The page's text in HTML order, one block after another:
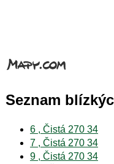
Seznam
6 , Čistá 270 34
7 , Čistá 270 34
9 , Čistá 270 34